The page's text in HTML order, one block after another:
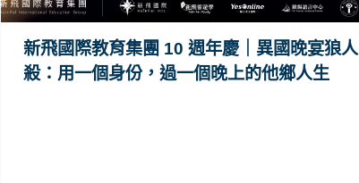
新飛國際教育集團 10 週年慶｜異國晚宴狼人
殺：用一個身份，過一個晚上的他鄉人生